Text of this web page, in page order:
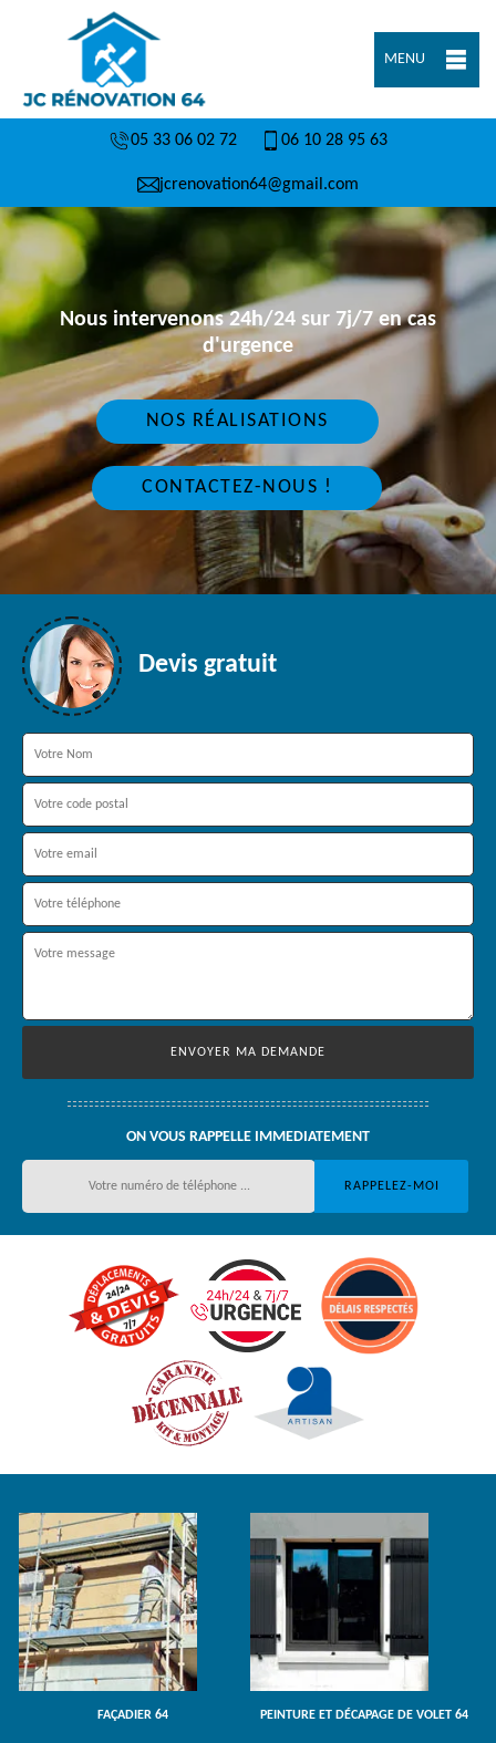
MENU
05 33 06 02 72 06 10 28 95 63
jcrenovation64@gmail.com
Nous intervenons 24h/24 sur 7j/7 en cas
d'urgence
NOS RÉALISATIONS
CONTACTEZ-NOUS !
Devis gratuit
ON VOUS RAPPELLE IMMEDIATEMENT
FAÇADIER 64 PEINTURE ET DÉCAPAGE DE VOLET 64